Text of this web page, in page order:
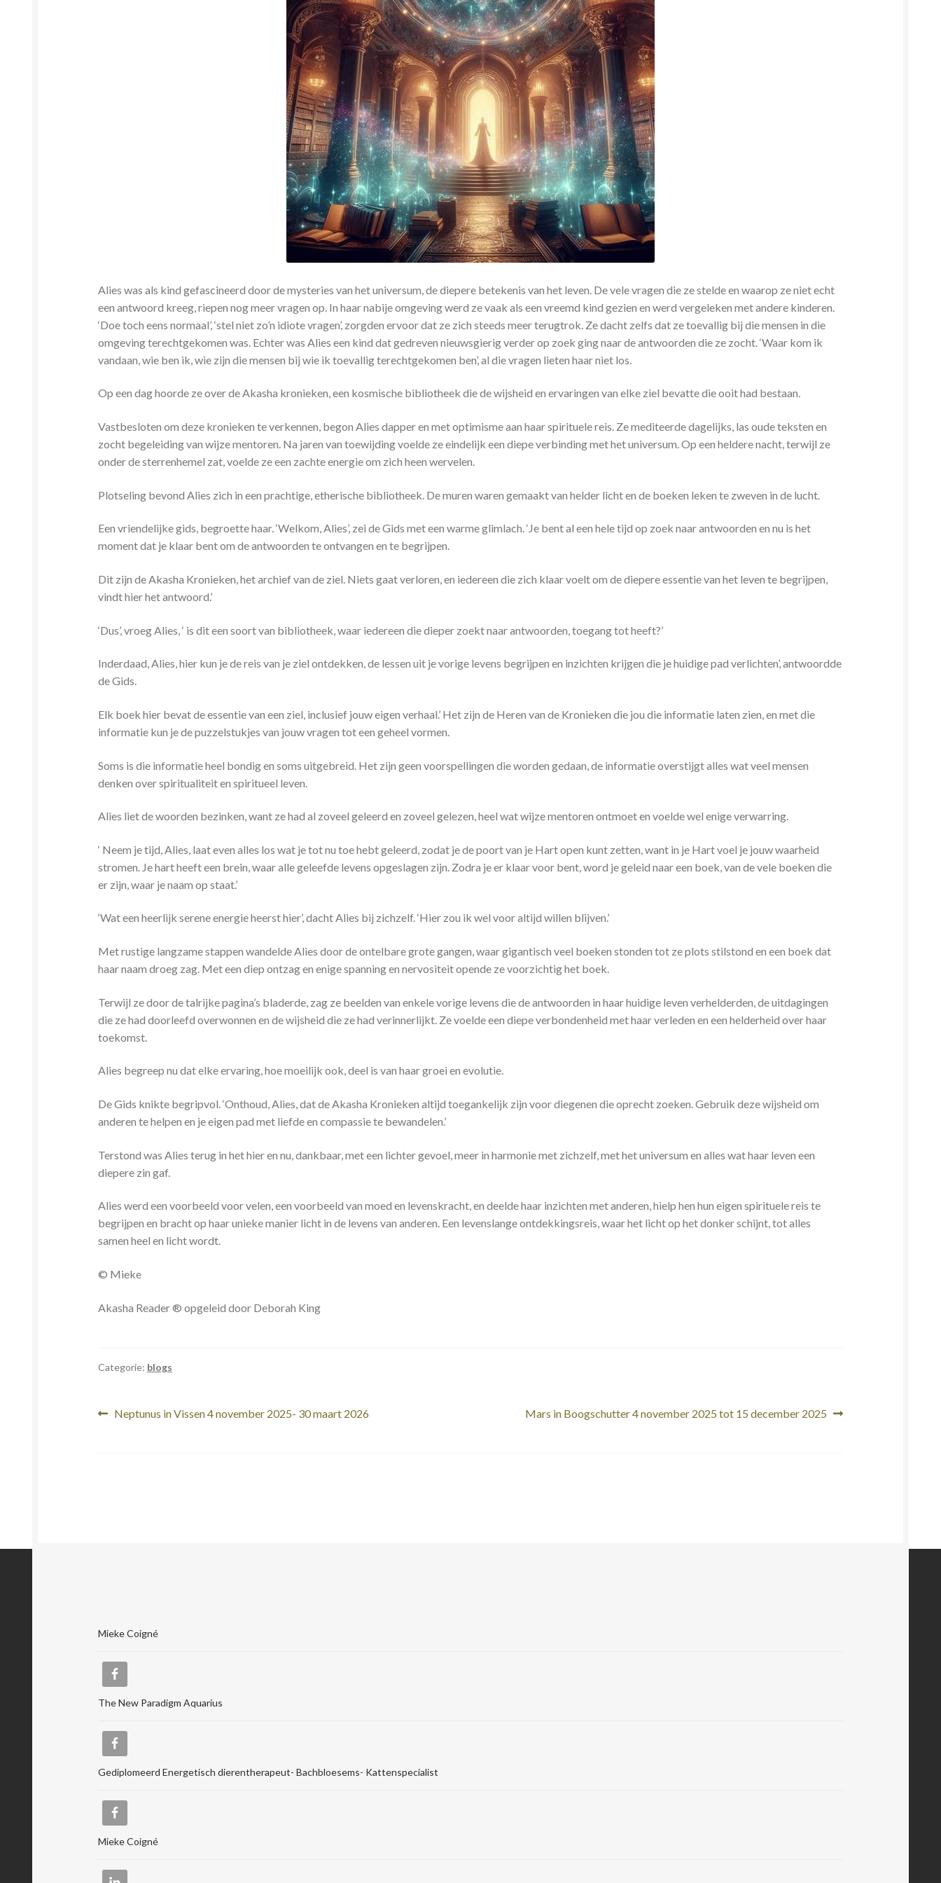
Alies was als kind gefascineerd door de mysteries van het universum, de diepere betekenis van het leven. De vele vragen die ze stelde en waarop ze niet echt
een antwoord kreeg, riepen nog meer vragen op. In haar nabije omgeving werd ze vaak als een vreemd kind gezien en werd vergeleken met andere kinderen.
‘Doe toch eens normaal’, ‘stel niet zo’n idiote vragen’, zorgden ervoor dat ze zich steeds meer terugtrok. Ze dacht zelfs dat ze toevallig bij die mensen in die
omgeving terechtgekomen was. Echter was Alies een kind dat gedreven nieuwsgierig verder op zoek ging naar de antwoorden die ze zocht. ‘Waar kom ik
vandaan, wie ben ik, wie zijn die mensen bij wie ik toevallig terechtgekomen ben’, al die vragen lieten haar niet los.
Op een dag hoorde ze over de Akasha kronieken, een kosmische bibliotheek die de wijsheid en ervaringen van elke ziel bevatte die ooit had bestaan.
Vastbesloten om deze kronieken te verkennen, begon Alies dapper en met optimisme aan haar spirituele reis. Ze mediteerde dagelijks, las oude teksten en
zocht begeleiding van wijze mentoren. Na jaren van toewijding voelde ze eindelijk een diepe verbinding met het universum. Op een heldere nacht, terwijl ze
onder de sterrenhemel zat, voelde ze een zachte energie om zich heen wervelen.
Plotseling bevond Alies zich in een prachtige, etherische bibliotheek. De muren waren gemaakt van helder licht en de boeken leken te zweven in de lucht.
Een vriendelijke gids, begroette haar. ‘Welkom, Alies’, zei de Gids met een warme glimlach. ‘Je bent al een hele tijd op zoek naar antwoorden en nu is het
moment dat je klaar bent om de antwoorden te ontvangen en te begrijpen.
Dit zijn de Akasha Kronieken, het archief van de ziel. Niets gaat verloren, en iedereen die zich klaar voelt om de diepere essentie van het leven te begrijpen,
vindt hier het antwoord.’
‘Dus’, vroeg Alies, ‘ is dit een soort van bibliotheek, waar iedereen die dieper zoekt naar antwoorden, toegang tot heeft?’
Inderdaad, Alies, hier kun je de reis van je ziel ontdekken, de lessen uit je vorige levens begrijpen en inzichten krijgen die je huidige pad verlichten’, antwoordde
de Gids.
Elk boek hier bevat de essentie van een ziel, inclusief jouw eigen verhaal.’ Het zijn de Heren van de Kronieken die jou die informatie laten zien, en met die
informatie kun je de puzzelstukjes van jouw vragen tot een geheel vormen.
Soms is die informatie heel bondig en soms uitgebreid. Het zijn geen voorspellingen die worden gedaan, de informatie overstijgt alles wat veel mensen
denken over spiritualiteit en spiritueel leven.
Alies liet de woorden bezinken, want ze had al zoveel geleerd en zoveel gelezen, heel wat wijze mentoren ontmoet en voelde wel enige verwarring.
‘ Neem je tijd, Alies, laat even alles los wat je tot nu toe hebt geleerd, zodat je de poort van je Hart open kunt zetten, want in je Hart voel je jouw waarheid
stromen. Je hart heeft een brein, waar alle geleefde levens opgeslagen zijn. Zodra je er klaar voor bent, word je geleid naar een boek, van de vele boeken die
er zijn, waar je naam op staat.’
‘Wat een heerlijk serene energie heerst hier’, dacht Alies bij zichzelf. ‘Hier zou ik wel voor altijd willen blijven.’
Met rustige langzame stappen wandelde Alies door de ontelbare grote gangen, waar gigantisch veel boeken stonden tot ze plots stilstond en een boek dat
haar naam droeg zag. Met een diep ontzag en enige spanning en nervositeit opende ze voorzichtig het boek.
Terwijl ze door de talrijke pagina’s bladerde, zag ze beelden van enkele vorige levens die de antwoorden in haar huidige leven verhelderden, de uitdagingen
die ze had doorleefd overwonnen en de wijsheid die ze had verinnerlijkt. Ze voelde een diepe verbondenheid met haar verleden en een helderheid over haar
toekomst.
Alies begreep nu dat elke ervaring, hoe moeilijk ook, deel is van haar groei en evolutie.
De Gids knikte begripvol. ‘Onthoud, Alies, dat de Akasha Kronieken altijd toegankelijk zijn voor diegenen die oprecht zoeken. Gebruik deze wijsheid om
anderen te helpen en je eigen pad met liefde en compassie te bewandelen.’
Terstond was Alies terug in het hier en nu, dankbaar, met een lichter gevoel, meer in harmonie met zichzelf, met het universum en alles wat haar leven een
diepere zin gaf.
Alies werd een voorbeeld voor velen, een voorbeeld van moed en levenskracht, en deelde haar inzichten met anderen, hielp hen hun eigen spirituele reis te
begrijpen en bracht op haar unieke manier licht in de levens van anderen. Een levenslange ontdekkingsreis, waar het licht op het donker schijnt, tot alles
samen heel en licht wordt.
© Mieke
Akasha Reader ® opgeleid door Deborah King
Categorie: blogs
Bericht
Vorig
Neptunus in Vissen 4 november 2025- 30 maart 2026
Volgend
Mars in Boogschutter 4 november 2025 tot 15 december 2025
Mieke Coigné
The New Paradigm Aquarius
Gediplomeerd Energetisch dierentherapeut- Bachbloesems- Kattenspecialist
Mieke Coigné